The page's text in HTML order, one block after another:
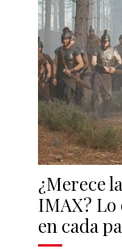
¿Merece
IMAX? Lo
en cada